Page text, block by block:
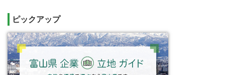
ピックアップ